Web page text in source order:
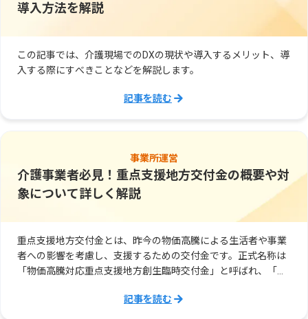
導入方法を解説
この記事では、介護現場でのDXの現状や導入するメリット、導
入する際にすべきことなどを解説します。
記事を読む
事業所運営
介護事業者必見！重点支援地方交付金の概要や対
象について詳しく解説
重点支援地方交付金とは、昨今の物価高騰による生活者や事業
者への影響を考慮し、支援するための交付金です。正式名称は
「物価高騰対応重点支援地方創生臨時交付金」と呼ばれ、「デ
定）」への対応として、令和５年11月に創設されました。
記事を読む